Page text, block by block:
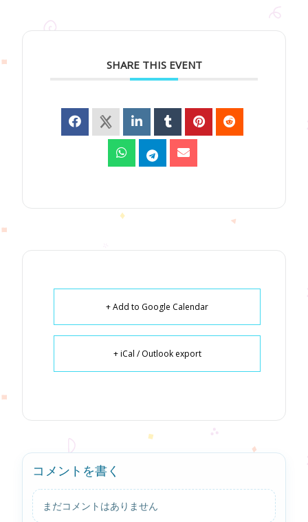
SHARE THIS EVENT
+ Add to Google Calendar
+ iCal / Outlook export
コメントを書く
まだコメントはありません